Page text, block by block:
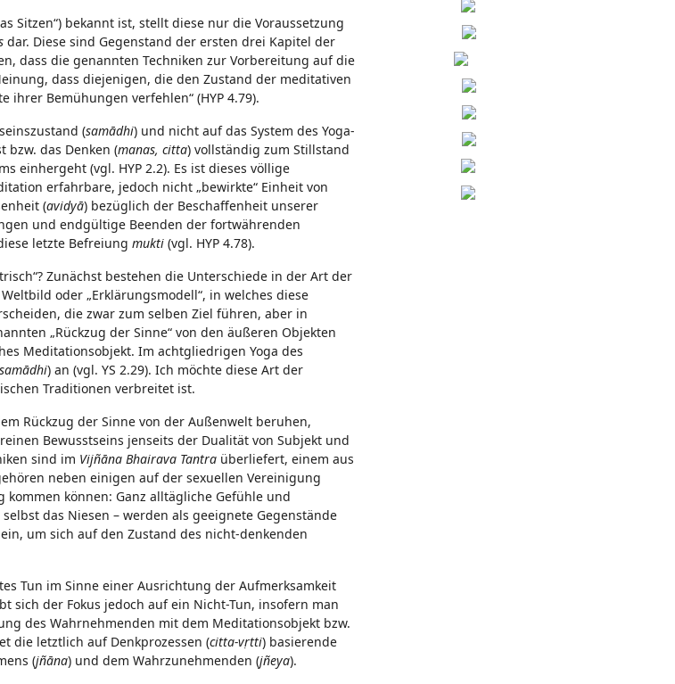
Sitzen“) bekannt ist, stellt diese nur die Voraussetzung
dar. Diese sind Gegenstand der ersten drei Kapitel der
dass die genannten Techniken zur Vorbereitung auf die
dass diejenigen, die den Zustand der meditativen
Bemühungen verfehlen“ (HYP 4.79).
(samādhi) und nicht auf das System des Yoga-
bzw. das Denken (manas, citta) vollständig zum Stillstand
einhergeht (vgl. HYP 2.2). Es ist dieses völlige
erfahrbare, jedoch nicht „bewirkte“ Einheit von
(avidyā) bezüglich der Beschaffenheit unserer
und endgültige Beenden der fortwährenden
letzte Befreiung mukti (vgl. HYP 4.78).
Zunächst bestehen die Unterschiede in der Art der
oder „Erklärungsmodell“, in welches diese
die zwar zum selben Ziel führen, aber in
„Rückzug der Sinne“ von den äußeren Objekten
Meditationsobjekt. Im achtgliedrigen Yoga des
samādhi) an (vgl. YS 2.29). Ich möchte diese Art der
Traditionen verbreitet ist.
Rückzug der Sinne von der Außenwelt beruhen,
Bewusstseins jenseits der Dualität von Subjekt und
sind im Vijñāna Bhairava Tantra überliefert, einem aus
neben einigen auf der sexuellen Vereinigung
können: Ganz alltägliche Gefühle und
das Niesen – werden als geeignete Gegenstände
um sich auf den Zustand des nicht-denkenden
Tun im Sinne einer Ausrichtung der Aufmerksamkeit
sich der Fokus jedoch auf ein Nicht-Tun, insofern man
des Wahrnehmenden mit dem Meditationsobjekt bzw.
die letztlich auf Denkprozessen (citta-vṛtti) basierende
(jñāna) und dem Wahrzunehmenden (jñeya).